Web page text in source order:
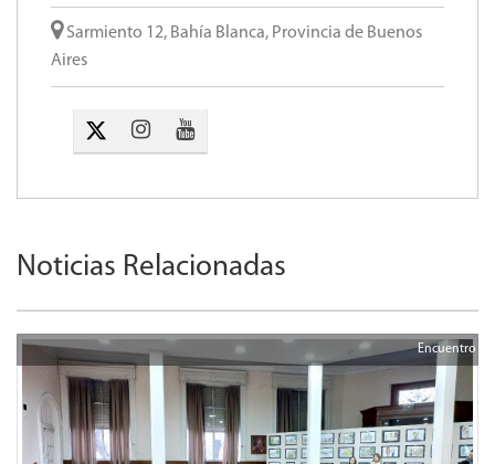
Sarmiento 12, Bahía Blanca, Provincia de Buenos
Aires
Noticias Relacionadas
Encuentro